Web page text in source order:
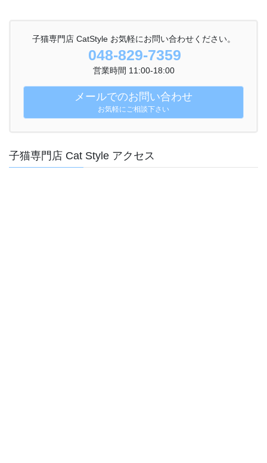
子猫専門店 CatStyle お気軽にお問い合わせください。
048-829-7359
営業時間 11:00-18:00
メールでのお問い合わせ
お気軽にご相談下さい
子猫専門店 Cat Style アクセス